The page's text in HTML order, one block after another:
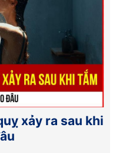
xảy ra sau khi